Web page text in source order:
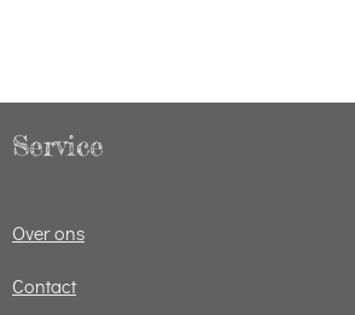
Service
Over ons
Contact